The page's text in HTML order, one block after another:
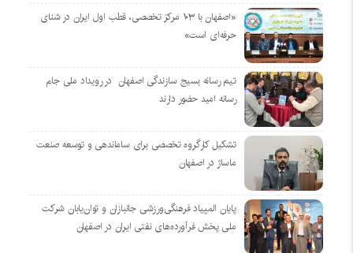
«اصفهان با ۱۰۳ مرکز تخصصی، قطب اول ایران در شنای
حرفه‌ای است»
تیم رسانه بسیج سازندگی اصفهان در رویداد ملی جام
رسانه امید حضور دارند
تشکیل کارگروه تخصصی برای ساماندهی و توسعه صنعت
ماساژ در اصفهان
پایان المپیاد فرهنگی‌ورزشی جانبازان و توان‌یابان شرکت
ملی پخش فرآورده‌های نفتی ایران در اصفهان